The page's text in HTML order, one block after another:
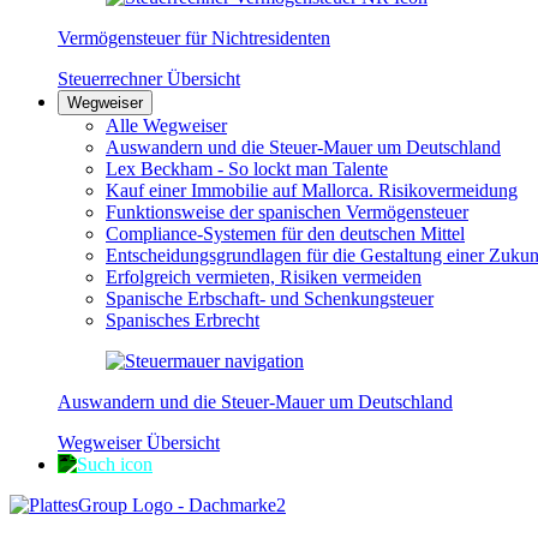
Vermögensteuer für Nichtresidenten
Steuerrechner Übersicht
Wegweiser
Alle Wegweiser
Auswandern und die Steuer-Mauer um Deutschland
Lex Beckham - So lockt man Talente
Kauf einer Immobilie auf Mallorca. Risikovermeidung
Funktionsweise der spanischen Vermögensteuer
Compliance-Systemen für den deutschen Mittel
Entscheidungsgrundlagen für die Gestaltung einer
Erfolgreich vermieten, Risiken vermeiden
Spanische Erbschaft- und Schenkungsteuer
Spanisches Erbrecht
Auswandern und die Steuer-Mauer um Deutschland
Wegweiser Übersicht